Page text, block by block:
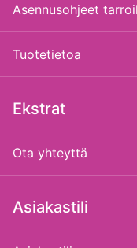
Asennusohjeet
Tuotetietoa
Ekstrat
Ota yhteyttä
Asiakastili